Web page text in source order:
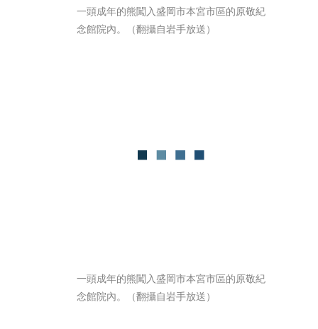
一頭成年的熊闖入盛岡市本宮市區的原敬紀
念館院內。（翻攝自岩手放送）
一頭成年的熊闖入盛岡市本宮市區的原敬紀
念館院內。（翻攝自岩手放送）